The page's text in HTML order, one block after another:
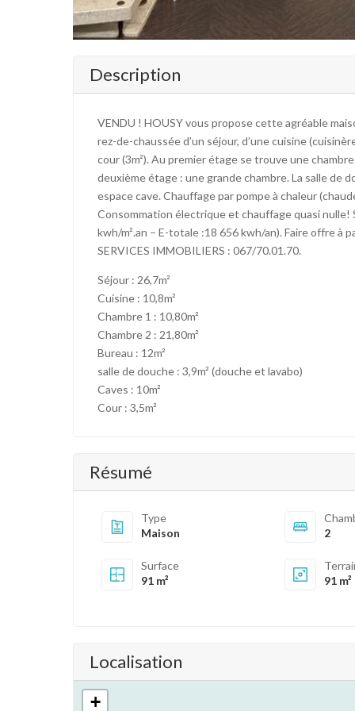
Description
VENDU ! HOUSY vous propose cette agréable
rez-de-chaussée d’un séjour, d’une cuisine
cour (3m²). Au premier étage se trouve une
deuxième étage : une grande chambre. La salle de
espace cave. Chauffage par pompe à chaleur
Consommation électrique et chauffage quasi nulle!
kwh/m².an – E-totale :18 656 kwh/an). Faire offre à
SERVICES IMMOBILIERS : 067/70.01.70.
Séjour : 26,7m²
Cuisine : 10,8m²
Chambre 1 : 10,80m²
Chambre 2 : 21,80m²
Bureau : 12m²
salle de douche : 3,9m² (douche et lavabo)
Caves : 10m²
Cour : 3,5m²
Résumé
Type
Maison
2
Surface
91 m²
91 m²
Localisation
+